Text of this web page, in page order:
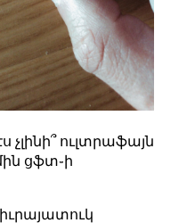
չլինի՞ ուլտրաֆայն
ցֆտ֊ի
իւրայատուկ